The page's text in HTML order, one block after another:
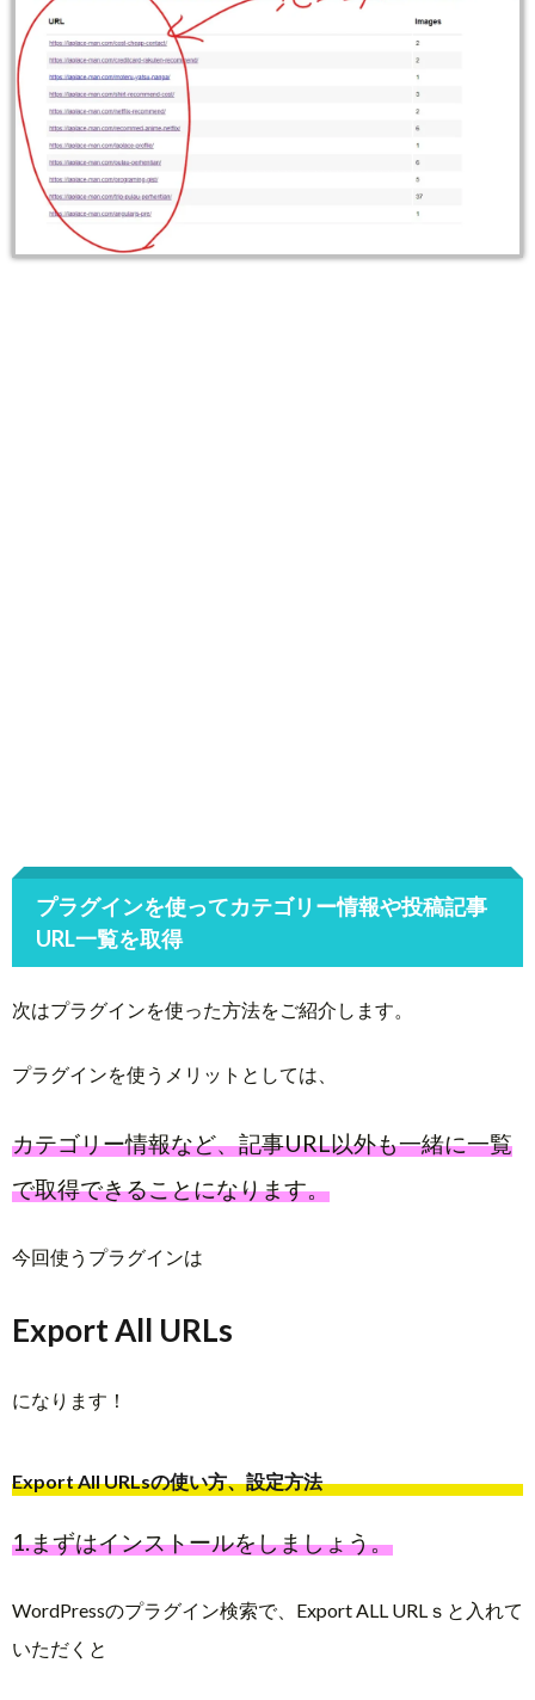
プラグインを使ってカテゴリー情報や投稿記事
URL一覧を取得
次はプラグインを使った方法をご紹介します。
プラグインを使うメリットとしては、
カテゴリー情報など、記事URL以外も一緒に一覧
で取得できることになります。
今回使うプラグインは
Export All URLs
になります！
Export All URLsの使い方、設定方法
1.まずはインストールをしましょう。
WordPressのプラグイン検索で、Export ALL URLｓと入れて
いただくと